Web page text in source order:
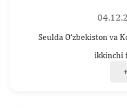
Seulda O‘zbekiston va
ikkinchi